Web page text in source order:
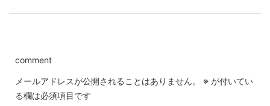
comment
メールアドレスが公開されることはありません。 ※ が付いてい
る欄は必須項目です